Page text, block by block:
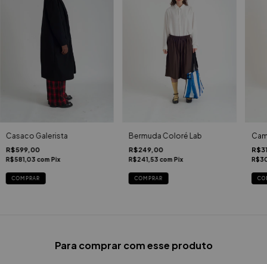
Casaco Galerista
R$599,00
R$581,03 com Pix
COMPRAR
Bermuda Coloré Lab
R$249,00
R$241,53 com Pix
COMPRAR
Para comprar com esse produto